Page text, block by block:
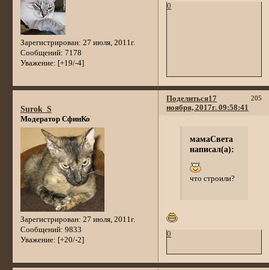
Зарегистрирован: 27 июля, 2011г.
Сообщений: 7178
Уважение: [+19/-4]
0
Поделиться 205
17
ноября, 2017г. 09:58:41
Surok_S
Модератор СфинКо
Зарегистрирован: 27 июля, 2011г.
Сообщений: 9833
Уважение: [+20/-2]
мамаСвета
написал(а):
что строили?
0